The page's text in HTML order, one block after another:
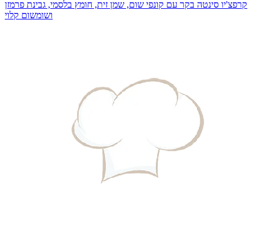
קרפצ'יו סינטה בקר עם קונפי שום, שמן זית, חומץ בלסמי, גבינת פרמזן
ושומשום קלוי